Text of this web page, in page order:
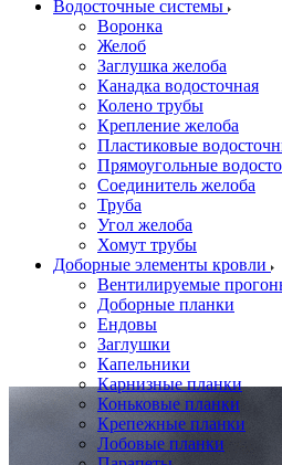
Водосточные системы
Воронка
Желоб
Заглушка желоба
Канадка водосточная
Колено трубы
Крепление желоба
Пластиковые
Прямоугольные
Соединитель желоба
Труба
Угол желоба
Хомут трубы
Доборные элементы кровли
Вентилируемые
Доборные планки
Ендовы
Заглушки
Капельники
Карнизные планки
Коньковые планки
Крепежные планки
Лобовые планки